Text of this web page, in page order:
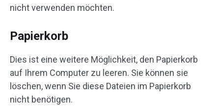
nicht verwenden möchten.
Papierkorb
Dies ist eine weitere Möglichkeit, den Papierkorb
auf Ihrem Computer zu leeren. Sie können sie
löschen, wenn Sie diese Dateien im Papierkorb
nicht benötigen.